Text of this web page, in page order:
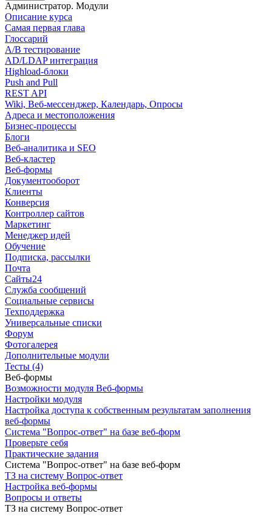
Администратор. Модули
Описание курса
Самая первая глава
Глоссарий
A/B тестирование
AD/LDAP интеграция
Highload-блоки
Push and Pull
REST API
Wiki, Веб-мессенджер, Календарь, Опросы
Адреса и местоположения
Бизнес-процессы
Блоги
Веб-аналитика и SEO
Веб-кластер
Веб-формы
Документооборот
Клиенты
Конверсия
Контроллер сайтов
Маркетинг
Менеджер идей
Обучение
Подписка, рассылки
Почта
Сайты24
Служба сообщений
Социальные сервисы
Техподдержка
Универсальные списки
Форум
Фотогалерея
Дополнительные модули
Тесты (4)
Веб-формы
Возможности модуля Веб-формы
Настройки модуля
Настройка доступа к собственным результатам заполнения
веб-формы
Система "Вопрос-ответ" на базе веб-форм
Проверьте себя
Практические задания
Система "Вопрос-ответ" на базе веб-форм
ТЗ на систему Вопрос-ответ
Настройка веб-формы
Вопросы и ответы
ТЗ на систему Вопрос-ответ